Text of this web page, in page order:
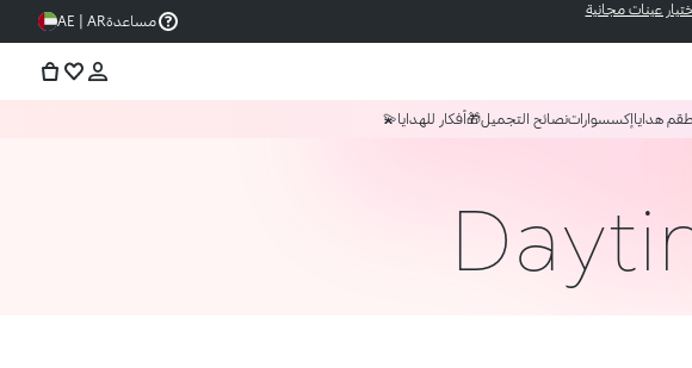
عينات مجانية
مساعدةAE | AR
هداياإكسسواراتنصائح التجميل🎁أفكار للهدايا💫